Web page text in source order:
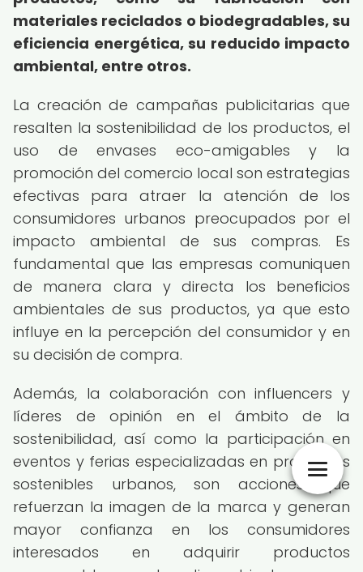
materiales reciclados o biodegradables, su
eficiencia energética, su reducido impacto
ambiental, entre otros.
La creación de campañas publicitarias que
resalten la sostenibilidad de los productos, el
uso de envases eco-amigables y la
promoción del comercio local son estrategias
efectivas para atraer la atención de los
consumidores urbanos preocupados por el
impacto ambiental de sus compras. Es
fundamental que las empresas comuniquen
de manera clara y directa los beneficios
ambientales de sus productos, ya que esto
influye en la percepción del consumidor y en
su decisión de compra.
Además, la colaboración con influencers y
líderes de opinión en el ámbito de la
sostenibilidad, así como la participación en
eventos y ferias especializadas en productos
sostenibles urbanos, son acciones que
refuerzan la imagen de la marca y generan
mayor confianza en los consumidores
interesados en adquirir productos